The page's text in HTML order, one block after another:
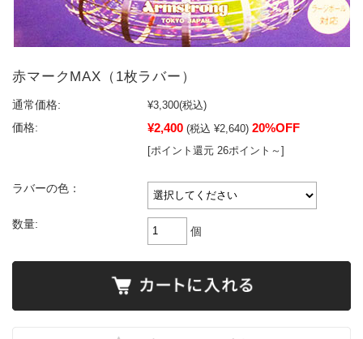
赤マークMAX（1枚ラバー）
通常価格: ¥3,300(税込)
価格:
¥2,400 (税込 ¥2,640) 20%OFF
[ポイント還元 26ポイント～]
ラバーの色：
数量:
個